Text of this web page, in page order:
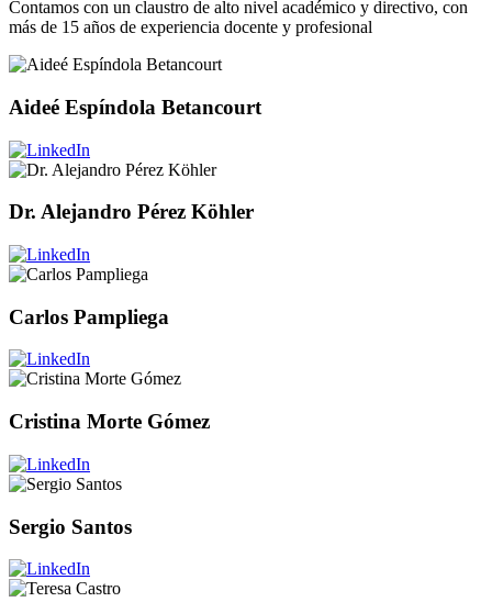
Contamos con un claustro de alto nivel académico y directivo, con
más de 15 años de experiencia docente y profesional
Aideé Espíndola Betancourt
Dr. Alejandro Pérez Köhler
Carlos Pampliega
Cristina Morte Gómez
Sergio Santos